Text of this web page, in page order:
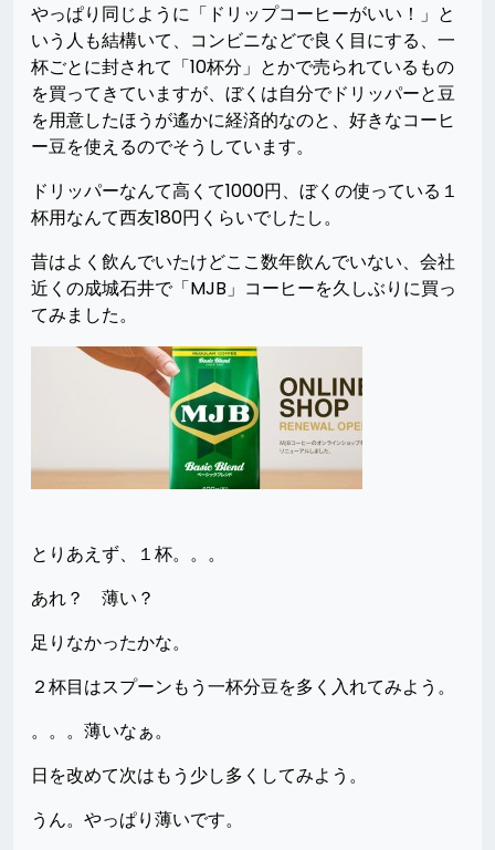
やっぱり同じように「ドリップコーヒーがいい！」と
いう人も結構いて、コンビニなどで良く目にする、一
杯ごとに封されて「10杯分」とかで売られているもの
を買ってきていますが、ぼくは自分でドリッパーと豆
を用意したほうが遙かに経済的なのと、好きなコーヒ
ー豆を使えるのでそうしています。
ドリッパーなんて高くて1000円、ぼくの使っている１
杯用なんて西友180円くらいでしたし。
昔はよく飲んでいたけどここ数年飲んでいない、会社
近くの成城石井で「MJB」コーヒーを久しぶりに買っ
てみました。
とりあえず、１杯。。。
あれ？ 薄い？
足りなかったかな。
２杯目はスプーンもう一杯分豆を多く入れてみよう。
。。。薄いなぁ。
日を改めて次はもう少し多くしてみよう。
うん。やっぱり薄いです。